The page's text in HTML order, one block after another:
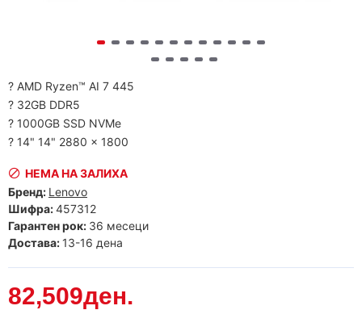
? AMD Ryzen™ AI 7 445
? 32GB DDR5
? 1000GB SSD NVMe
? 14" 14" 2880 x 1800
82,509ден.
НЕМА НА ЗАЛИХА
Бренд: Lenovo
Шифра:457312
Гарантен рок: 36 месеци
Достава: 13-16 дена